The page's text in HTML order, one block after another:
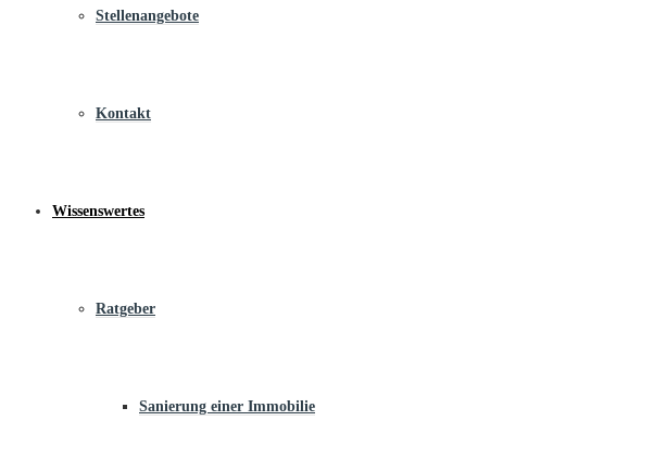
Stellenangebote
Kontakt
Wissenswertes
Ratgeber
Sanierung einer Immobilie